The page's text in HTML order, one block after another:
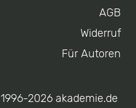
AGB
Widerruf
Für Autoren
1996-2026 akademie.de